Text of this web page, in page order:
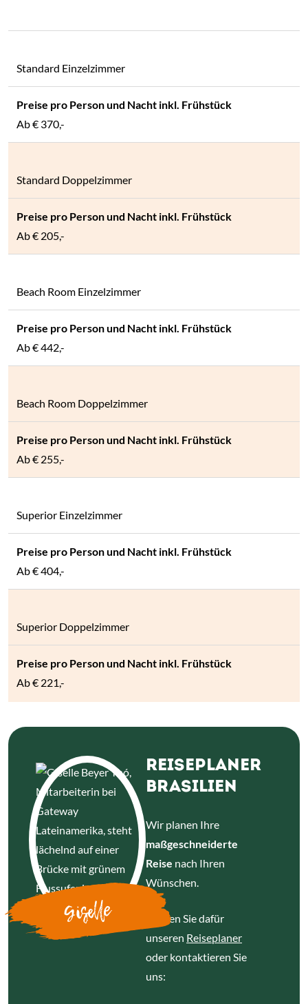
Standard Einzelzimmer
Ab€ 370,-
Standard Doppelzimmer
Ab€ 205,-
Beach Room Einzelzimmer
Ab€ 442,-
Beach Room Doppelzimmer
Ab€ 255,-
Superior Einzelzimmer
Ab€ 404,-
Superior Doppelzimmer
Ab€ 221,-
Giselle
REISEPLANER
BRASILIEN
Wir planen Ihre
maßgeschneiderte
Reise nach Ihren
Wünschen.
Nutzen Sie dafür
unseren Reiseplaner
oder kontaktieren Sie
uns: